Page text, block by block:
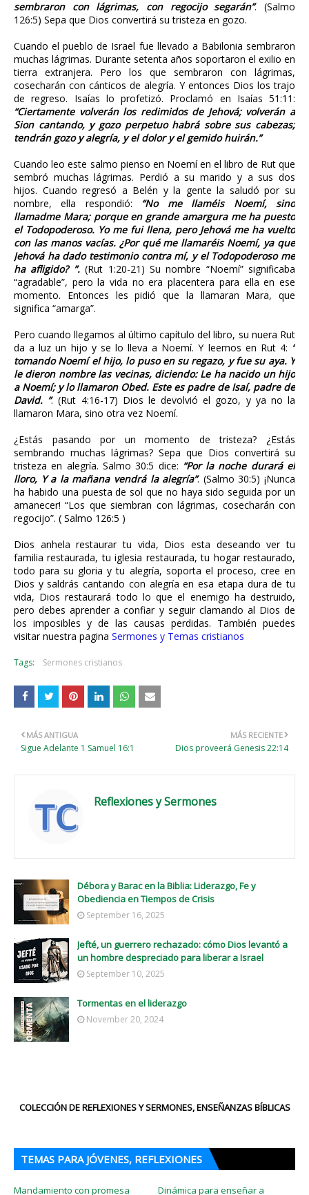
sembraron con lágrimas, con regocijo segarán”. (Salmo
126:5) Sepa que Dios convertirá su tristeza en gozo.
Cuando el pueblo de Israel fue llevado a Babilonia sembraron
muchas lágrimas. Durante setenta años soportaron el exilio en
tierra extranjera. Pero los que sembraron con lágrimas,
cosecharán con cánticos de alegría. Y entonces Dios los trajo
de regreso. Isaías lo profetizó. Proclamó en Isaías 51:11:
“Ciertamente volverán los redimidos de Jehová; volverán a
Sion cantando, y gozo perpetuo habrá sobre sus cabezas;
tendrán gozo y alegría, y el dolor y el gemido huirán.”
Cuando leo este salmo pienso en Noemí en el libro de Rut que
sembró muchas lágrimas. Perdió a su marido y a sus dos
hijos. Cuando regresó a Belén y la gente la saludó por su
nombre, ella respondió: “No me llaméis Noemí, sino
llamadme Mara; porque en grande amargura me ha puesto
el Todopoderoso. Yo me fui llena, pero Jehová me ha vuelto
con las manos vacías. ¿Por qué me llamaréis Noemí, ya que
Jehová ha dado testimonio contra mí, y el Todopoderoso me
ha afligido? ”.(Rut 1:20-21) Su nombre “Noemí” significaba
“agradable”, pero la vida no era placentera para ella en ese
momento. Entonces les pidió que la llamaran Mara, que
significa “amarga”.
Pero cuando llegamos al último capítulo del libro, su nuera Rut
da a luz un hijo y se lo lleva a Noemí. Y leemos en Rut 4: “
tomando Noemí el hijo, lo puso en su regazo, y fue su aya. Y
le dieron nombre las vecinas, diciendo: Le ha nacido un hijo
a Noemí; y lo llamaron Obed. Este es padre de Isaí, padre de
David. ”. (Rut 4:16-17) Dios le devolvió el gozo, y ya no la
llamaron Mara, sino otra vez Noemí.
¿Estás pasando por un momento de tristeza? ¿Estás
sembrando muchas lágrimas? Sepa que Dios convertirá su
tristeza en alegría. Salmo 30:5 dice: “Por la noche durará el
lloro, Y a la mañana vendrá la alegría”. (Salmo 30:5) ¡Nunca
ha habido una puesta de sol que no haya sido seguida por un
amanecer! “Los que siembran con lágrimas, cosecharán con
regocijo”. ( Salmo 126:5 )
Dios anhela restaurar tu vida, Dios esta deseando ver tu
familia restaurada, tu iglesia restaurada, tu hogar restaurado,
todo para su gloria y tu alegría, soporta el proceso, cree en
Dios y saldrás cantando con alegría en esa etapa dura de tu
vida, Dios restaurará todo lo que el enemigo ha destruido,
pero debes aprender a confiar y seguir clamando al Dios de
los imposibles y de las causas perdidas. También puedes
visitar nuestra pagina Sermones y Temas cristianos
Tags: Sermones cristianos
MÁS RECIENTE
Dios proveerá Genesis 22:14
MÁS ANTIGUA
Sigue Adelante 1 Samuel 16:1
Reflexiones y Sermones
Débora y Barac en la Biblia: Liderazgo, Fe y
Obediencia en Tiempos de Crisis
September 16, 2025
Jefté, un guerrero rechazado: cómo Dios levantó a
un hombre despreciado para liberar a Israel
September 10, 2025
Tormentas en el liderazgo
November 20, 2024
COLECCIÓN DE REFLEXIONES Y SERMONES, ENSEÑANZAS BÍBLICAS
TEMAS PARA JÓVENES, REFLEXIONES
Mandamiento con promesa
Dinámica para enseñar a